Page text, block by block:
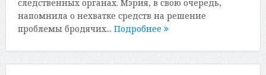
следственных органах. Мэрия, в свою очередь,
напомнила о нехватке средств на решение
проблемы бродячих... Подробнее